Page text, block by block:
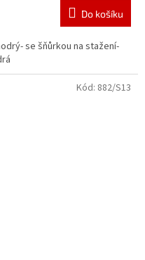
Do košíku
se šňůrkou na stažení-
Kód: 882/S13